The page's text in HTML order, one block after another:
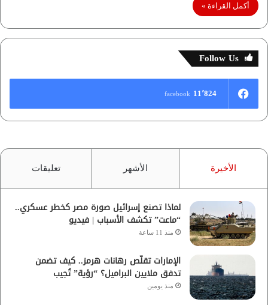
أكمل القراءة »
Follow Us
11٬824 facebook
الأخيرة الأشهر تعليقات
لماذا تصنع إسرائيل صورة مصر كخطر عسكري..
“ماعت” تكشف الأسباب | فيديو
منذ 11 ساعة
الإمارات تقلّص رهانات هرمز.. كيف تضمن
تدفق ملايين البراميل؟ “رؤية” تُجيب
منذ يومين